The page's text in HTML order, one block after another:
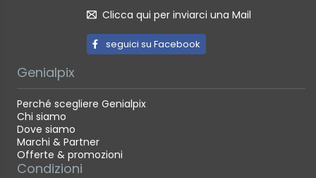
Clicca qui per inviarci una Mail
seguici su Facebook
Genialpix
Perché scegliere Genialpix
Chi siamo
Dove siamo
Marchi & Partner
Offerte & promozioni
Condizioni